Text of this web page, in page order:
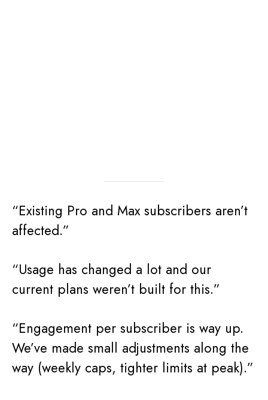
“Existing Pro and Max subscribers aren’t
affected.”
“Usage has changed a lot and our
current plans weren’t built for this.”
“Engagement per subscriber is way up.
We’ve made small adjustments along the
way (weekly caps, tighter limits at peak).”